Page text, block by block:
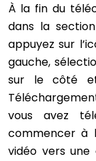
À la fin du
dans la
appuyez sur
gauche,
sur le côté et
vous avez
commencer à
vidéo vers